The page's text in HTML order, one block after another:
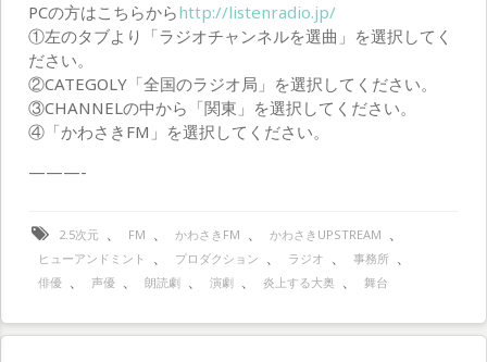
PCの方はこちらからhttp://listenradio.jp/
①左のタブより「ラジオチャンネルを選曲」を選択してく
ださい。
②CATEGOLY「全国のラジオ局」を選択してください。
③CHANNELの中から「関東」を選択してください。
④「かわさきFM」を選択してください。
———-
2.5次元 、 FM 、 かわさきFM 、 かわさきUPSTREAM 、
ヒューアンドミント 、 プロダクション 、 ラジオ 、 事務所 、
俳優 、 声優 、 朗読劇 、 演劇 、 炎上する大奥 、 舞台